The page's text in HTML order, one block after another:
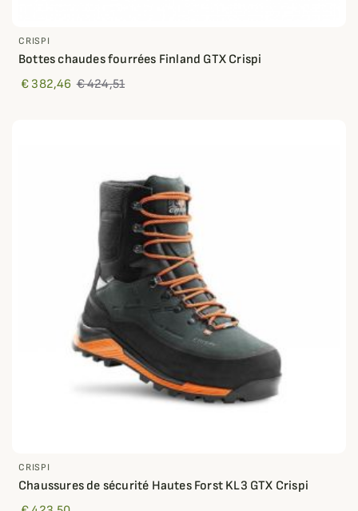
CRISPI
Bottes chaudes fourrées Finland GTX Crispi
€ 382,46 € 424,51
CRISPI
Chaussures de sécurité Hautes Forst KL3 GTX Crispi